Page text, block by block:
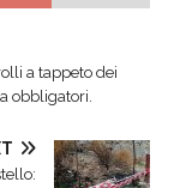
a tappeto dei
obbligatori.